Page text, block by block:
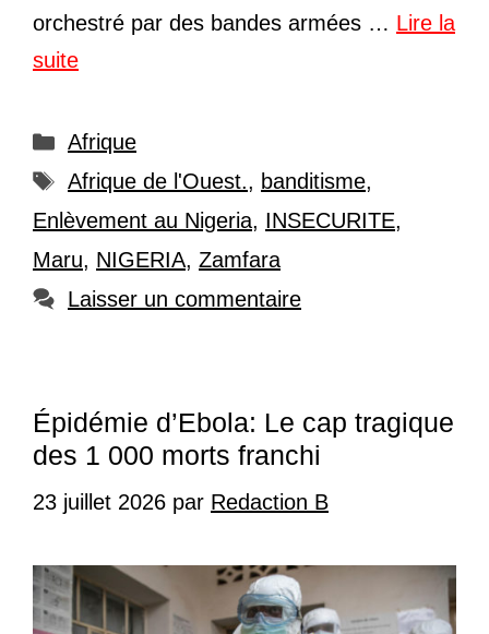
orchestré par des bandes armées … Lire la
suite
Catégories
Afrique
Étiquettes
Afrique de l'Ouest., banditisme,
Enlèvement au Nigeria, INSECURITE,
Maru, NIGERIA, Zamfara
Laisser un commentaire
Épidémie d’Ebola: Le cap tragique
des 1 000 morts franchi
23 juillet 2026 par Redaction B